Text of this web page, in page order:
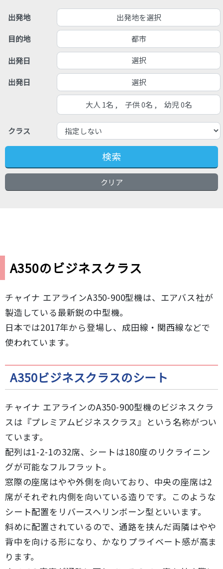
出発地 出発地を選択
目的地 都市
出発日 選択
出発日 選択
大人 1名 , 子供 0名 , 幼児 0名
クラス
検索
クリア
A350のビジネスクラス
チャイナ エアラインA350-900型機は、エアバス社が
製造している最新鋭の中型機。
日本では2017年から登場し、成田線・関西線などで
使われています。
A350ビジネスクラスのシート
チャイナ エアラインのA350-900型機のビジネスクラ
スは『プレミアムビジネスクラス』という名称がつい
ています。
配列は1-2-1の32席、シートは180度のリクライニン
グが可能なフルフラット。
窓際の座席はやや外側を向いており、中央の座席は2
席がそれぞれ内側を向いている造りです。このような
シート配置をリバースヘリンボーン型といいます。
斜めに配置されているので、通路を挟んだ両隣はやや
背中を向ける形になり、かなりプライベート感が高ま
ります。